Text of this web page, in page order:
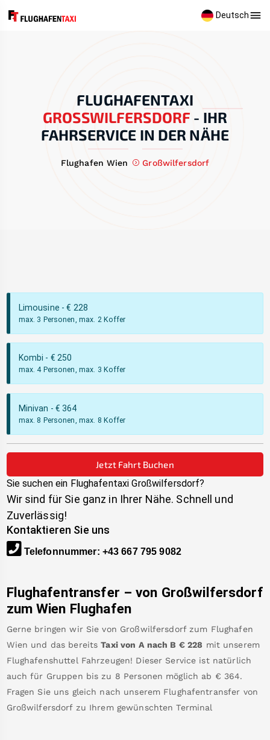
Deutsch
FLUGHAFENTAXI
GROSSWILFERSDORF
- IHR
FAHRSERVICE IN DER NÄHE
Flughafen Wien Großwilfersdorf
Limousine - € 228
max. 3 Personen, max. 2 Koffer
Kombi - € 250
max. 4 Personen, max. 3 Koffer
Minivan - €364
max. 8 Personen, max. 8 Koffer
Jetzt Fahrt Buchen
Sie suchen ein Flughafentaxi Großwilfersdorf?
Wir sind für Sie ganz in Ihrer Nähe. Schnell und
Zuverlässig!
Kontaktieren Sie uns
Telefonnummer: +43 667 795 9082
Flughafentransfer – von Großwilfersdorf
zum Wien Flughafen
Gerne bringen wir Sie von Großwilfersdorf zum Flughafen
Wien und das bereits Taxi von A nach B € 228 mit unserem
Flughafenshuttel Fahrzeugen! Dieser Service ist natürlich
auch für Gruppen bis zu 8 Personen möglich ab € 364.
Fragen Sie uns gleich nach unserem Flughafentransfer von
Großwilfersdorf zu Ihrem gewünschten Terminal